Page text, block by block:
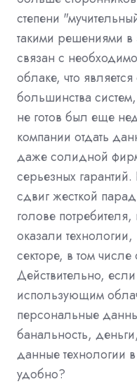
степени
такими решениями в
связан с
облаке, что
большинства
не готов был еще
компании отдать
даже солидной
серьезных
сдвиг жесткой
голове
оказали
секторе, в том
Действительно,
использующим
персональные
банальность,
данные технологии
удобно?